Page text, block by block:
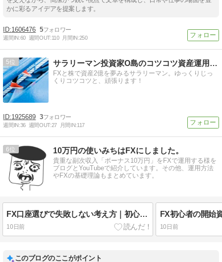
かに彩るアイデアを提案します。
1606476 5
週間IN:60 週間OUT:110 月間IN:250
5 サラリーマン投資家O島のコツコツ資産運用ブログ | ゆっく…
FXと株で資産2億を夢みるサラリーマン。ゆっくりじっ
くりコツコツと、頑張ります！
1925689 3
週間IN:36 週間OUT:27 月間IN:117
6 10万円の使いみちはFXにしました。
貴重な副次収入「ボーナス10万円」をFXで運用する様を
ブログとYouTubeで紹介しています。その他、運用方法
やFXの基礎理論もまとめています。
FX口座選びで失敗しない考え方｜初心者はランキングより目的で選ぼう
10日前 10日前
このブログのここがポイント